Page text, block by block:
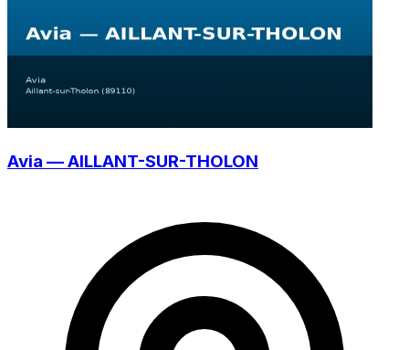
Avia — AILLANT-SUR-THOLON